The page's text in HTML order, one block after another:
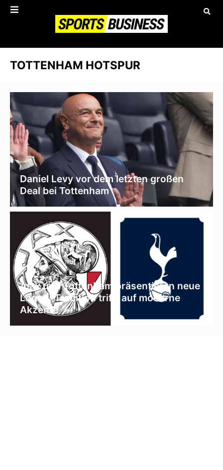
TOTTENHAM HOTSPUR
Daniel Levy vor dem letzten großen
Deal bei Tottenham
Ajax und Tottenham präsentieren neue
Logos: Tradition trifft auf moderne
Akzente